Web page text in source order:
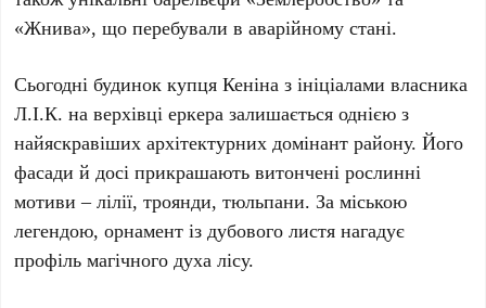
«Жнива», що перебували в аварійному стані.
Сьогодні будинок купцяКеніна з ініціалами власника
Л.І.К. на верхівці еркера залишається однією з
найяскравіших архітектурних домінант району. Його
фасади й досі прикрашають витончені рослинні
мотиви – лілії, троянди, тюльпани. За міською
легендою, орнамент із дубового листя нагадує
профіль магічного духа лісу.